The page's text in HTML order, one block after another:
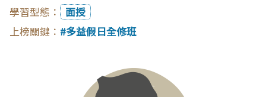
面授
多益假日全修班